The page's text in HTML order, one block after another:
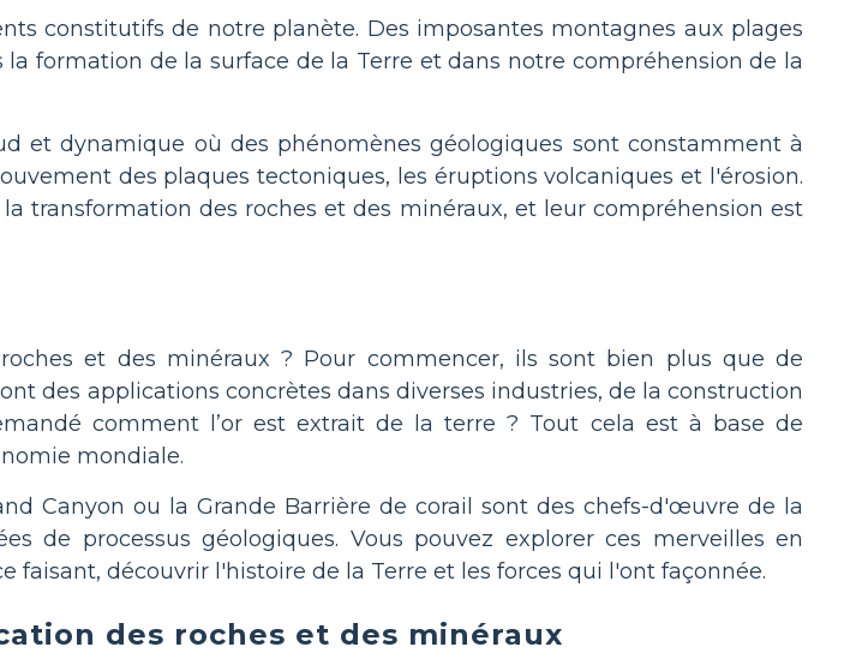
constitutifs de notre planète. Des imposantes montagnes aux plages
formation de la surface de la Terre et dans notre compréhension de la
et dynamique où des phénomènes géologiques sont constamment à
des plaques tectoniques, les éruptions volcaniques et l'érosion.
transformation des roches et des minéraux, et leur compréhension est
et des minéraux ? Pour commencer, ils sont bien plus que de
des applications concrètes dans diverses industries, de la construction
comment l’or est extrait de la terre ? Tout cela est à base de
mondiale.
Canyon ou la Grande Barrière de corail sont des chefs-d'œuvre de la
de processus géologiques. Vous pouvez explorer ces merveilles en
faisant, découvrir l'histoire de la Terre et les forces qui l'ont façonnée.
des roches et des minéraux